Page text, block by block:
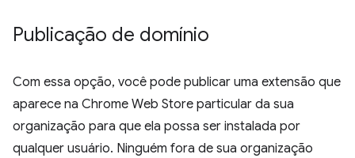
Publicação de domínio
Com essa opção, você pode publicar uma extensão que
aparece na Chrome Web Store particular da sua
organização para que ela possa ser instalada por
qualquer usuário. Ninguém fora de sua organização